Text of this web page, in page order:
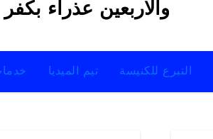
والاربعين عذراء
تيم الميديا التبرع للكنيسة